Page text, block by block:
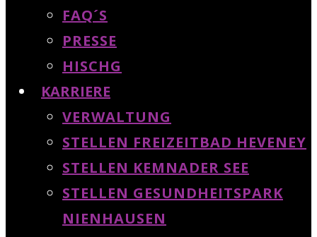
FAQ´S
PRESSE
HISCHG
KARRIERE
VERWALTUNG
STELLEN FREIZEITBAD HEVENEY
STELLEN KEMNADER SEE
STELLEN GESUNDHEITSPARK
NIENHAUSEN